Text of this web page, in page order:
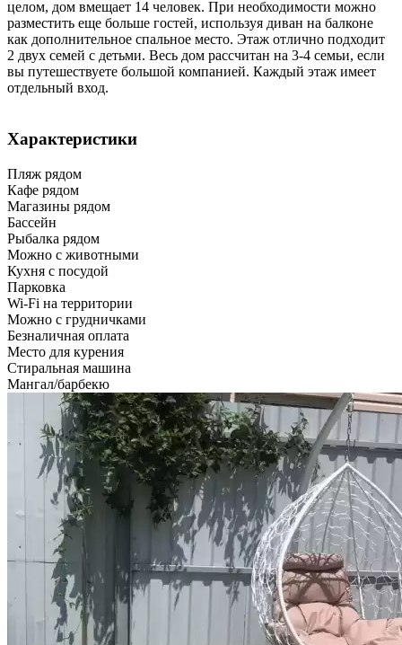
целом, дом вмещает 14 человек. При необходимости можно
разместить еще больше гостей, используя диван на балконе
как дополнительное спальное место. Этаж отлично подходит
2 двух семей с детьми. Весь дом рассчитан на 3-4 семьи, если
вы путешествуете большой компанией. Каждый этаж имеет
отдельный вход.
Характеристики
Пляж рядом
Кафе рядом
Магазины рядом
Бассейн
Рыбалка рядом
Можно с животными
Кухня с посудой
Парковка
Wi-Fi на территории
Можно с грудничками
Безналичная оплата
Место для курения
Стиральная машина
Мангал/барбекю